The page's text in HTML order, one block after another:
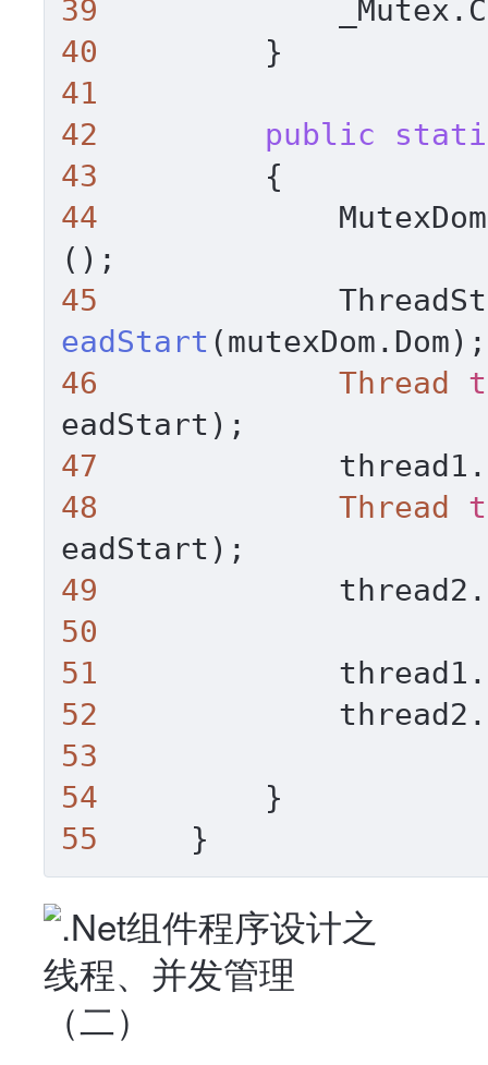
39
40
41
42
public
43
44 MutexDom
45 ThreadStart
eadStart
46
Thread
47
48
Thread
49
50
51
52
53
54
55 }